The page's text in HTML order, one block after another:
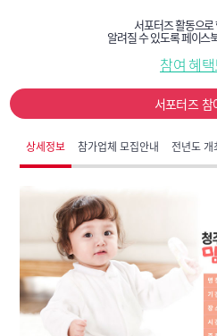
서포터즈 활동으
알려질 수 있도록 페이스
참여 혜
서포터즈 참
상세정보 참가업체 모집안내 전년도 개